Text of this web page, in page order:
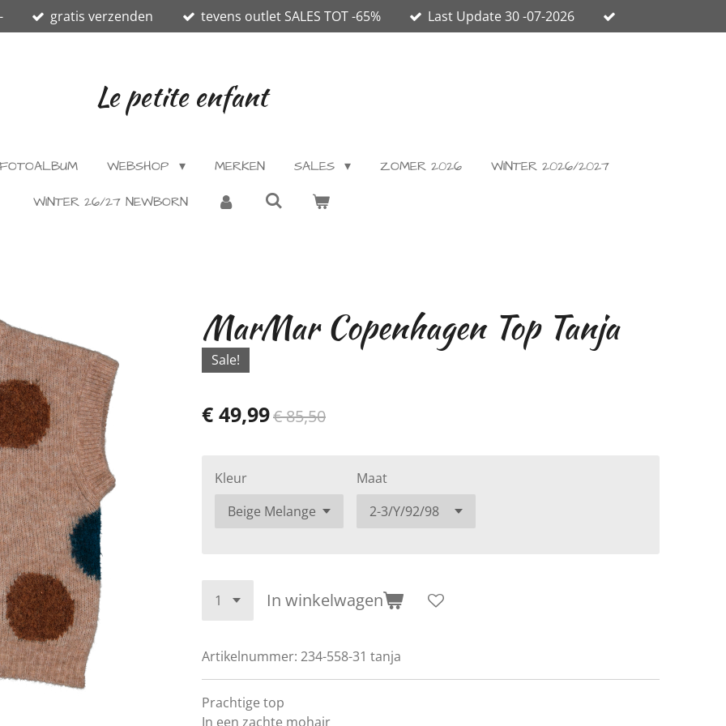
gratis verzenden tevens outlet SALES TOT -65% Last Update 30 -07-2026
Le petite enfant
FOTOALBUM WEBSHOP MERKEN SALES ZOMER 2026
WINTER 2026/2027
WINTER 26/27 NEWBORN
MarMar Copenhagen Top Tanja
Sale!
€ 49,99€ 85,50
Kleur Maat
In winkelwagen
Artikelnummer: 234-558-31 tanja
Prachtige top
In een zachte mohair